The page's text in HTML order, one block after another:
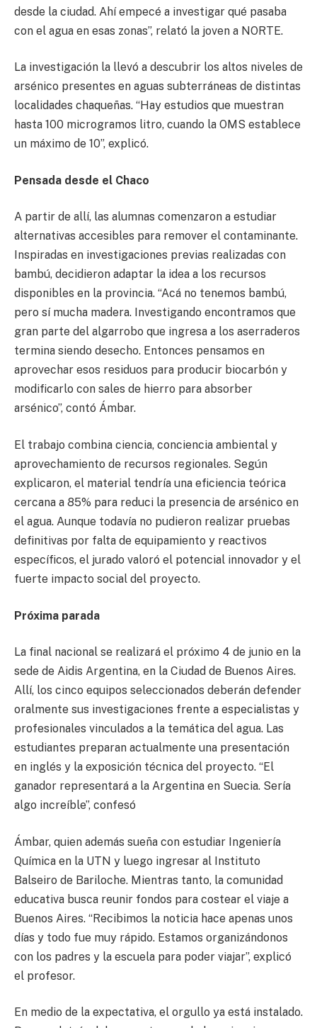
desde la ciudad. Ahí empecé a investigar qué pasaba
con el agua en esas zonas”, relató la joven a NORTE.
La investigación la llevó a descubrir los altos niveles de
arsénico presentes en aguas subterráneas de distintas
localidades chaqueñas. “Hay estudios que muestran
hasta 100 microgramos litro, cuando la OMS establece
un máximo de 10”, explicó.
Pensada desde el Chaco
A partir de allí, las alumnas comenzaron a estudiar
alternativas accesibles para remover el contaminante.
Inspiradas en investigaciones previas realizadas con
bambú, decidieron adaptar la idea a los recursos
disponibles en la provincia. “Acá no tenemos bambú,
pero sí mucha madera. Investigando encontramos que
gran parte del algarrobo que ingresa a los aserraderos
termina siendo desecho. Entonces pensamos en
aprovechar esos residuos para producir biocarbón y
modificarlo con sales de hierro para absorber
arsénico”, contó Ámbar.
El trabajo combina ciencia, conciencia ambiental y
aprovechamiento de recursos regionales. Según
explicaron, el material tendría una eficiencia teórica
cercana a 85% para reduci la presencia de arsénico en
el agua. Aunque todavía no pudieron realizar pruebas
definitivas por falta de equipamiento y reactivos
específicos, el jurado valoró el potencial innovador y el
fuerte impacto social del proyecto.
Próxima parada
La final nacional se realizará el próximo 4 de junio en la
sede de Aidis Argentina, en la Ciudad de Buenos Aires.
Allí, los cinco equipos seleccionados deberán defender
oralmente sus investigaciones frente a especialistas y
profesionales vinculados a la temática del agua. Las
estudiantes preparan actualmente una presentación
en inglés y la exposición técnica del proyecto. “El
ganador representará a la Argentina en Suecia. Sería
algo increíble”, confesó
Ámbar, quien además sueña con estudiar Ingeniería
Química en la UTN y luego ingresar al Instituto
Balseiro de Bariloche. Mientras tanto, la comunidad
educativa busca reunir fondos para costear el viaje a
Buenos Aires. “Recibimos la noticia hace apenas unos
días y todo fue muy rápido. Estamos organizándonos
con los padres y la escuela para poder viajar”, explicó
el profesor.
En medio de la expectativa, el orgullo ya está instalado.